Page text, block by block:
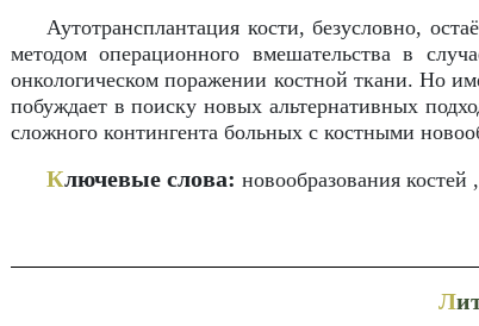
Аутотрансплантация кости, безусловно,
методом операционного вмешательства в
онкологическом поражении костной ткани. Но
побуждает в поиску новых альтернативных
сложного контингента больных с костными
Ключевые слова: новообразования костей
Л